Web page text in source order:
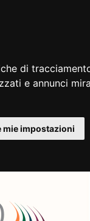
di
e annunci
mie impostazioni